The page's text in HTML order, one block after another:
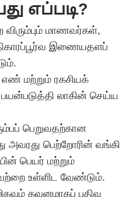
எப்படி?
மாணவர்கள்,
இணையதளப்
மற்றும் ரகசியக்
லாகின் செய்ய
பெறுவதற்கான
பெற்றோரின் வங்கி
பெயர் மற்றும்
உள்ளிட வேண்டும்.
கவனமாகப் பதிவு